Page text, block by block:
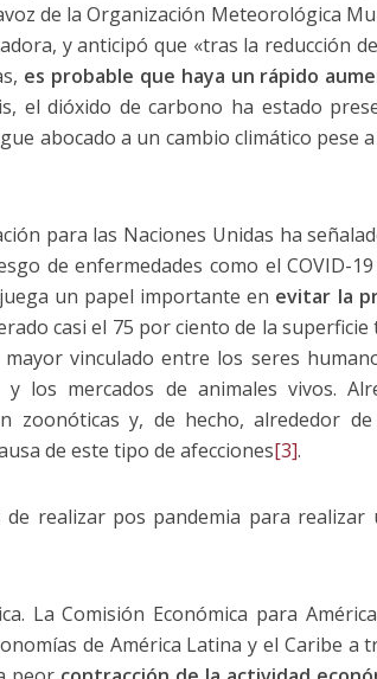
de la Organización Meteorológica
y anticipó que «tras la reducción
es probable que haya un rápido
el dióxido de carbono ha estado
abocado a un cambio climático pese
para las Naciones Unidas ha
de enfermedades como el COVID-
un papel importante en evitar la
casi el 75 por ciento de la
vinculado entre los seres
y los mercados de animales vivos.
zoonóticas y, de hecho, alrededor
de este tipo de afecciones[3].
de realizar pos pandemia para
La Comisión Económica para
de América Latina y el Caribe